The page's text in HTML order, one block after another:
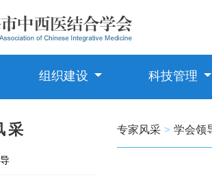
组织建设 科技管理
采 专家风采 > 学会领